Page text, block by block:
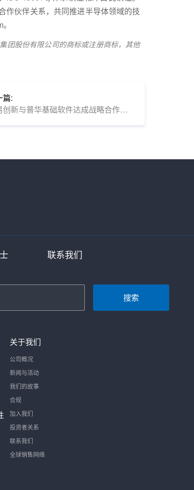
作伙伴关系，共同推进半导体领域的技
团股份有限公司的商标或注册商标，其他
篇:
兆易创新与普华基础软件达成战略合作，推动国产汽车电子高质量发展
联系我们
搜索
关于我们
公司概况
新闻与活动
我们的故事
合规
加入我们
投资者关系
联系我们
全球销售网络